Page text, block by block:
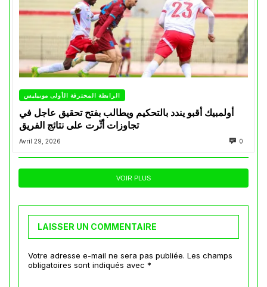
الرابطة المحترفة الأولى موبيليس
أولمبيك أقبو يندد بالتحكيم ويطالب بفتح تحقيق عاجل في
تجاوزات أثّرت على نتائج الفريق
Avril 29, 2026 0
VOIR PLUS
LAISSER UN COMMENTAIRE
Votre adresse e-mail ne sera pas publiée. Les champs
obligatoires sont indiqués avec *